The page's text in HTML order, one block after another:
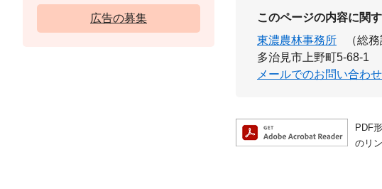
このページの内容に関
東濃農林事務所
（総
多治見市上野町5-68-1
メールでのお問い合わ
PDF
のリ
広告の募集